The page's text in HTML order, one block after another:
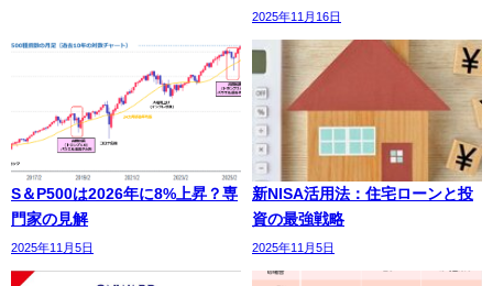
2025年11月16日
S＆P500は2026年に8%上昇？専
門家の見解
2025年11月5日
新NISA活用法：住宅ローンと投
資の最強戦略
2025年11月5日